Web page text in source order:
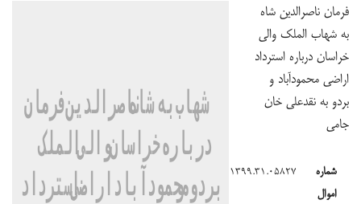
فرمان ناصرالدین شاه
به شهاب الملک والی
خراسان درباره استرداد
اراضی محمودآباد و
بردو به نقدعلی خان
جامی
شماره
اموال
۱۳۹۹.۳۱.۰۵۸۲۷